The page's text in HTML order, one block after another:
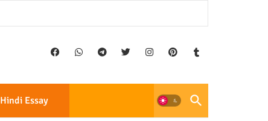
Hindi Essay